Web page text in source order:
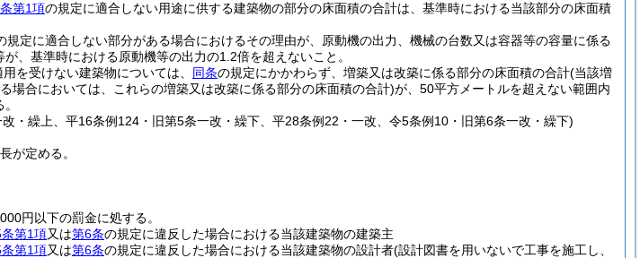
第1項の規定に適合しない用途に供する建築物の部分の床面積の合計は、基準時における当該部分の床面積
規定に適合しない部分がある場合におけるその理由が、原動機の出力、機械の台数又は容器等の容量に係る
、基準時における原動機等の出力の1.2倍を超えないこと。
を受けない建築物については、 同条の規定にかかわらず、増築又は改築に係る部分の床面積の合計(当該増
場合においては、これらの増築又は改築に係る部分の床面積の合計)が、50平方メートルを超えない範囲内
・繰上、平16条例124・旧第5条一改・繰下、平28条例22・一改、令5条例10・旧第6条一改・繰下)
が定める。
円以下の罰金に処する。
第1項又は第6条の規定に違反した場合における当該建築物の建築主
第1項又は第6条の規定に違反した場合における当該建築物の設計者(設計図書を用いないで工事を施工し、